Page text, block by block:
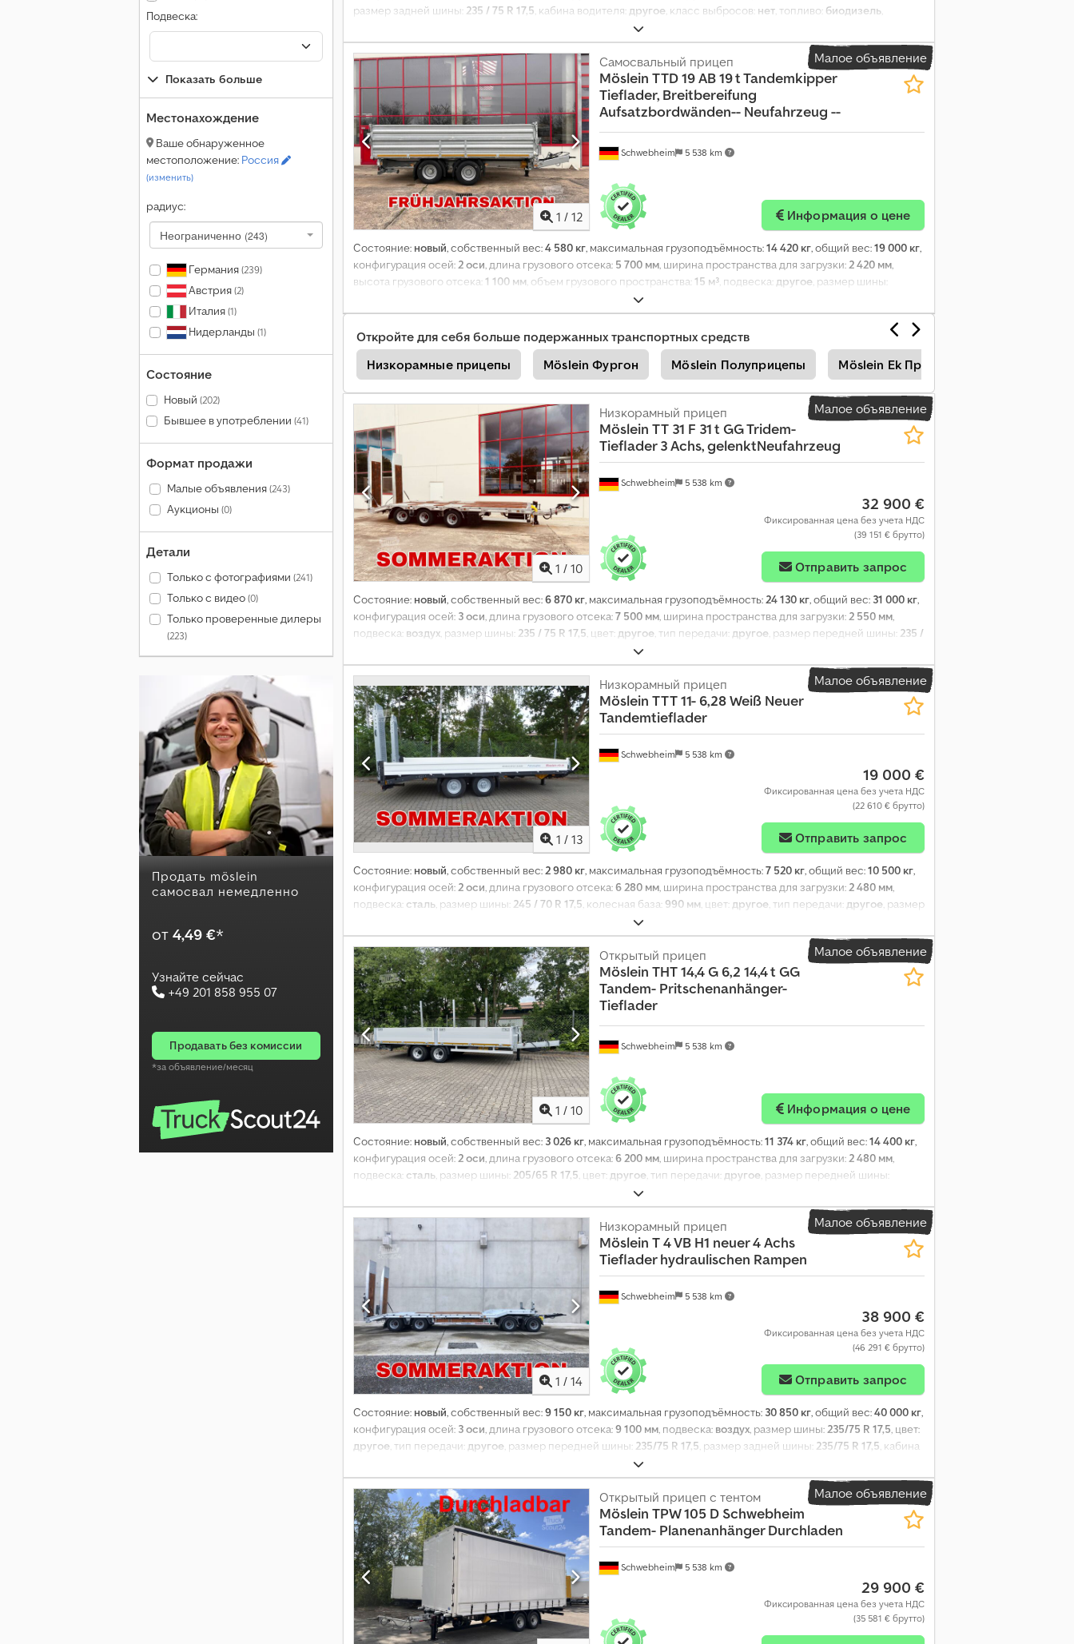
Подвеска:
Показать больше
Местонахождение
Ваше обнаруженное
местоположение: Россия
(изменить)
радиус:
Неограниченно (243)
Германия(239)
Австрия(2)
Италия(1)
Нидерланды (1)
Состояние
Новый (202)
Бывшее в употреблении (41)
Формат продажи
Малые объявления(243)
Аукционы (0)
Детали
Только с фотографиями (241)
Только с видео(0)
Только проверенные дилеры
(223)
Продать möslein
самосвал немедленно
от4,49 €*
Узнайте сейчас
+49 201 858 955 07
продавать без комиссии
*за объявление/месяц
размер задней шины: 235 / 75 R 17,5, кабина водителя:другое, класс выбросов: нет, топливо: биодизель,
Малое объявление
1 / 12
Schwebheim 5 538 km
Самосвальный прицеп
Möslein TTD 19 AB 19 t Tandemkipper
Tieflader, Breitbereifung
Aufsatzbordwänden-- Neufahrzeug --
Информация о цене
Состояние: новый, собственный вес:4 580 кг, максимальная грузоподъёмность:14 420 кг, общий вес:19 000 кг,
конфигурация осей:2 оси, длина грузового отсека: 5 700 мм, ширина пространства для загрузки:2 420 мм,
высота грузового отсека:1 100 мм, объем грузового пространства:15 м³, подвеска:другое, размер шины:
, размер передней шины:
435/50 R 19,5, кабина водителя:другое, класс выбросов:нет, топливо:биодизель, Оборудование:ABS,
пневматический тормоз
Откройте для себя больше подержанных транспортных средств
Низкорамные прицепы
Möslein Фургон Möslein Пoлупpицeпы Möslein Ek Пpицeпы
Малое объявление
1 / 10
Schwebheim 5 538 km
Низкорамный прицеп
Möslein TT 31 F 31 t GG Tridem-
Tieflader 3 Achs, gelenktNeufahrzeug
32 900 €
Фиксированная цена без учета НДС
(39 151 € брутто)
Отправить запрос
Состояние: новый, собственный вес:6 870 кг, максимальная грузоподъёмность:24 130 кг, общий вес: 31 000 кг,
конфигурация осей: 3 оси, длина грузового отсека:7 500 мм, ширина пространства для загрузки:2 550 мм,
подвеска: воздух, размер шины: 235 / 75 R 17,5, цвет:другое, тип передачи:другое, размер передней шины: 235 /
, кабина водителя:
биодизель, Оборудование:ABS, пневматический тормоз,
Малое объявление
1 / 13
Schwebheim 5 538 km
Низкорамный прицеп
Möslein TTT 11- 6,28 Weiß Neuer
Tandemtieflader
19 000 €
Фиксированная цена без учета НДС
(22 610 € брутто)
Отправить запрос
Состояние: новый, собственный вес:2 980 кг, максимальная грузоподъёмность:7 520 кг, общий вес:10 500 кг,
конфигурация осей:2 оси, длина грузового отсека:6 280 мм, ширина пространства для загрузки:2 480 мм,
подвеска: сталь, размер шины: 245 / 70 R 17,5, колесная база: 990 мм, цвет:другое, тип передачи:другое, размер
245 / 70 R 17,5
нет, топливо:биодизель, Оборудование:ABS, пневматический тормоз,
Малое объявление
1 / 10
Schwebheim 5 538 km
Открытый прицеп
Möslein THT 14,4 G 6,2 14,4 t GG
Tandem- Pritschenanhänger-
Tieflader
Информация о цене
Состояние: новый, собственный вес: 3 026 кг, максимальная грузоподъёмность:11 374 кг, общий вес:14 400 кг,
конфигурация осей:2 оси, длина грузового отсека:6 200 мм, ширина пространства для загрузки:2 480 мм,
подвеска: сталь, размер шины: 205/65 R 17,5, цвет:другое, тип передачи:другое, размер передней шины:
, кабина водителя:
биодизель, Оборудование:ABS, пневматический тормоз,
Малое объявление
1 / 14
Schwebheim 5 538 km
Низкорамный прицеп
Möslein T 4 VB H1 neuer 4 Achs
Tieflader hydraulischen Rampen
38 900 €
Фиксированная цена без учета НДС
(46 291 € брутто)
Отправить запрос
Состояние: новый, собственный вес:9 150 кг, максимальная грузоподъёмность: 30 850 кг, общий вес:40 000 кг,
конфигурация осей: 3 оси, длина грузового отсека:9 100 мм, подвеска: воздух, размер шины:235/75 R 17,5, цвет:
другое, тип передачи:другое, размер передней шины: 235/75 R 17,5, размер задней шины: 235/75 R 17,5, кабина
биодизель
Малое объявление
Schwebheim 5 538 km
Открытый прицеп с тентом
Möslein TPW 105 D Schwebheim
Tandem- Planenanhänger Durchladen
29 900 €
Фиксированная цена без учета НДС
(35 581 € брутто)